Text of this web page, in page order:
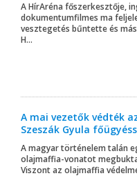
A HírAréna főszerkesztője,
dokumentumfilmes ma
vesztegetés bűntette és
H...
A mai vezetők védték
Szeszák Gyula
A magyar történelem talán
olajmaffia-vonatot
Viszont az olajmaffia